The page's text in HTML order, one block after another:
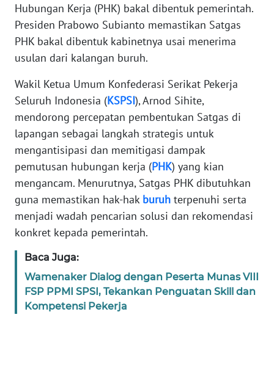
Hubungan Kerja (PHK) bakal dibentuk pemerintah.
Presiden Prabowo Subianto memastikan Satgas
PHK bakal dibentuk kabinetnya usai menerima
usulan dari kalangan buruh.
Wakil Ketua Umum Konfederasi Serikat Pekerja
Seluruh Indonesia (KSPSI), Arnod Sihite,
mendorong percepatan pembentukan Satgas di
lapangan sebagai langkah strategis untuk
mengantisipasi dan memitigasi dampak
pemutusan hubungan kerja (PHK) yang kian
mengancam. Menurutnya, Satgas PHK dibutuhkan
guna memastikan hak-hak buruh terpenuhi serta
menjadi wadah pencarian solusi dan rekomendasi
konkret kepada pemerintah.
Baca Juga:
Wamenaker Dialog dengan Peserta Munas VIII
FSP PPMI SPSI, Tekankan Penguatan Skill dan
Kompetensi Pekerja
BERITA
KONTAK
KAMI
INFO
IKLAN
KAMI
PEDOMAN
MEDIA
SIBER
REDAKSI
KARIR
DISCLAIMER